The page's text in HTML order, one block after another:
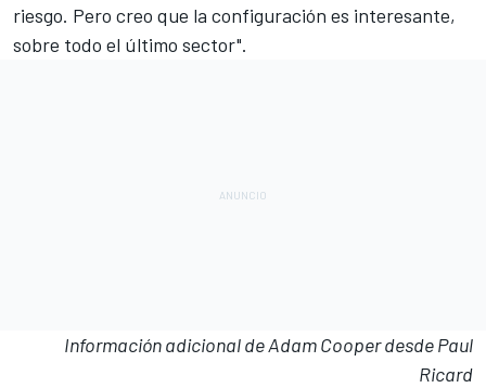
riesgo. Pero creo que la configuración es interesante,
sobre todo el último sector".
Información adicional de Adam Cooper desde Paul
Ricard